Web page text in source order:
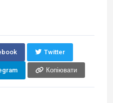
Twitter
Копіювати